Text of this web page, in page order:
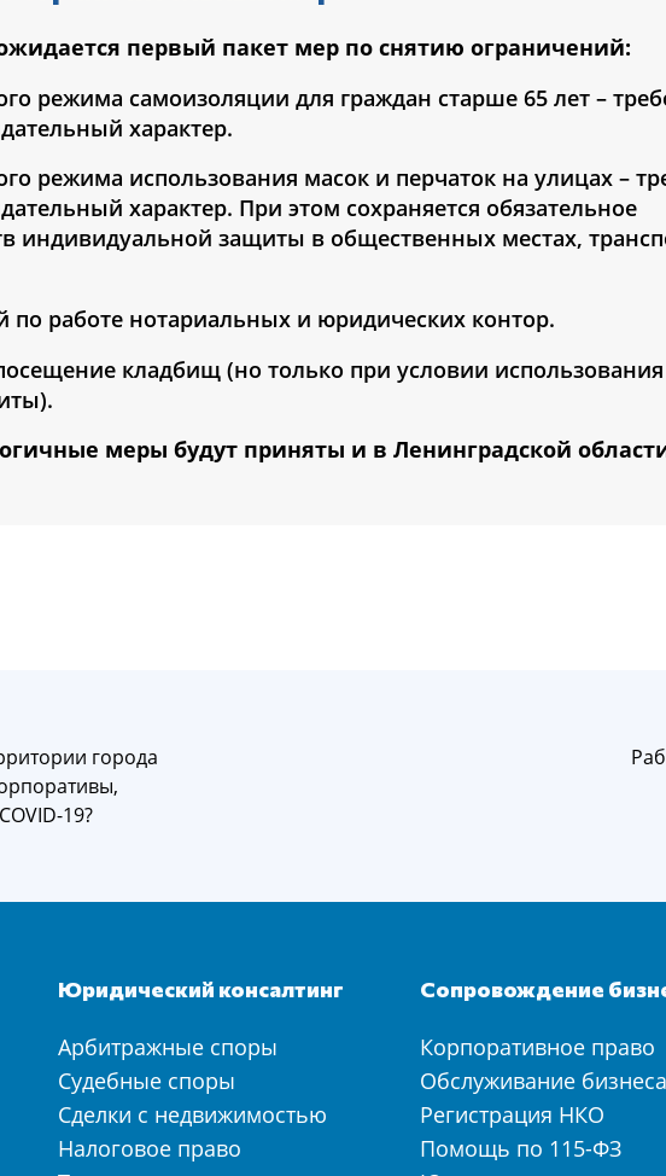
первый пакет мер по снятию ограничений:
режима самоизоляции для граждан старше 65 лет –
характер.
режима использования масок и перчаток на улицах –
характер. При этом сохраняется обязательное
индивидуальной защиты в общественных местах,
по работе нотариальных и юридических контор.
кладбищ (но только при условии использования
меры будут приняты и в Ленинградской
города
19?
Юридический консалтинг
Арбитражные споры
Судебные споры
Сделки с недвижимостью
Налоговое право
Сопровождение
Корпоративное право
Обслуживание бизнеса
Регистрация НКО
Помощь по 115-ФЗ